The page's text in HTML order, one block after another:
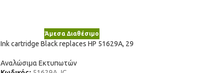
Άμεσα Διαθέσιμο
Ink cartridge Black replaces HP 51629A, 29
Αναλώσιμα Εκτυπωτών